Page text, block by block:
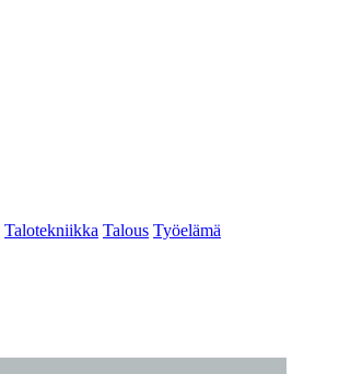
Talotekniikka Talous Työelämä